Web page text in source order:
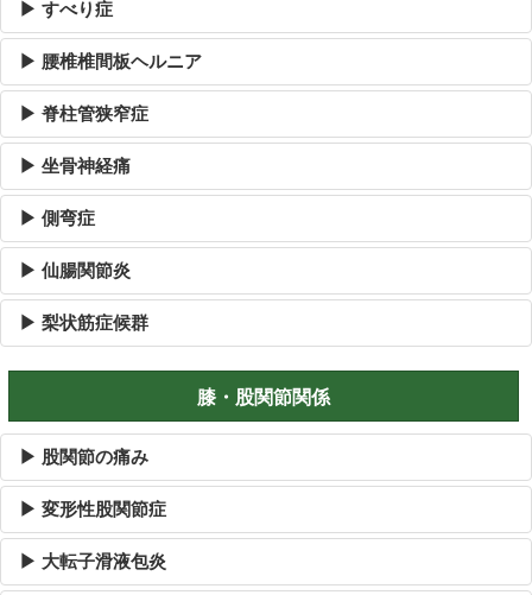
▶ すべり症
▶ 腰椎椎間板ヘルニア
▶ 脊柱管狭窄症
▶ 坐骨神経痛
▶ 側弯症
▶ 仙腸関節炎
▶ 梨状筋症候群
膝・股関節関係
▶ 股関節の痛み
▶ 変形性股関節症
▶ 大転子滑液包炎